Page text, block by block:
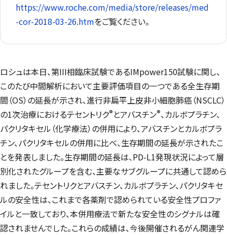
https://www.roche.com/media/store/releases/med
-cor-2018-03-26.htmをご覧ください。
ロシュは本日、第III相臨床試験であるIMpower150試験に関し、
このたび中間解析において主要評価項目の一つである全生存期
間（OS）の延長が示され、進行非扁平上皮非小細胞肺癌（NSCLC）
の1次治療におけるテセントリク® とアバスチン®、カルボプラチン、
パクリタキセル（化学療法）の併用により、アバスチンとカルボプラ
チン、パクリタキセルの併用に比べ、生存期間の延長が示されたこ
とを発表しました。生存期間の延長は、PD-L1発現状況によって層
別化されたグループを含む、主要なサブグループに共通して認めら
れました。テセントリクとアバスチン、カルボプラチン、パクリタキセ
ルの安全性は、これまで各薬剤で認められている安全性プロファ
イルと一致しており、本併用療法で新たな安全性のシグナルは確
認されませんでした。これらの成績は、今後開催されるがん関連学